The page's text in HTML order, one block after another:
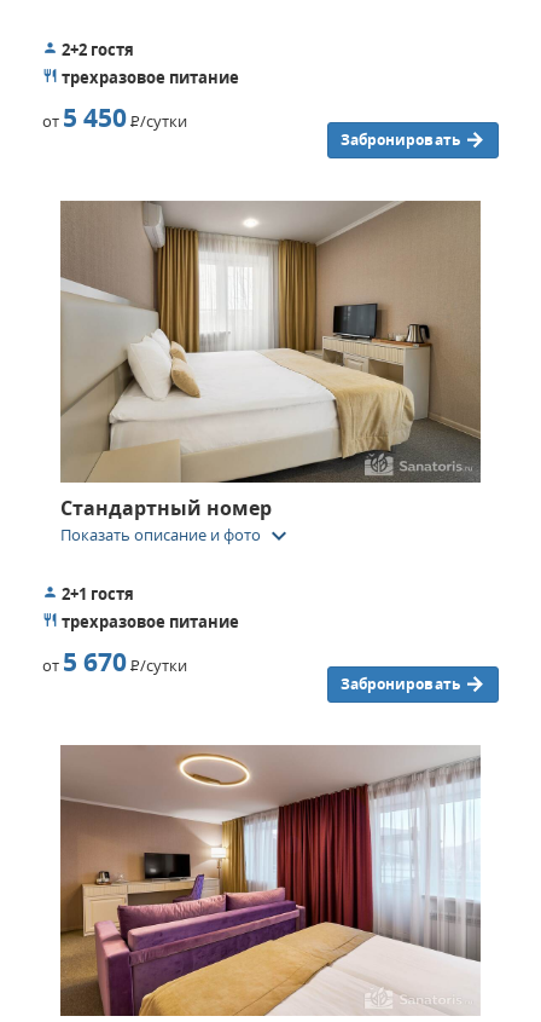
2+2 гостя
трехразовое питание
от 5 450Р/сутки
Забронировать
Стандартный номер
Показать описание и фото keyboard_arrow_down
2+1 гостя
трехразовое питание
от 5 670Р/сутки
Забронировать